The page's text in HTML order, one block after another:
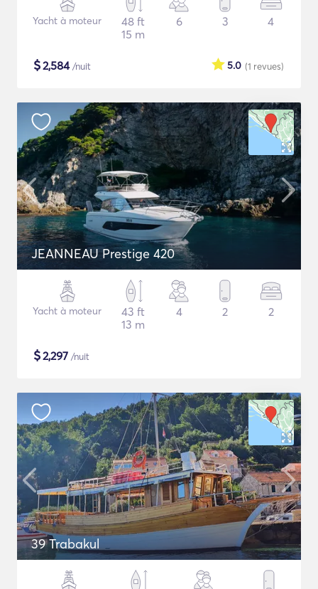
Yacht à moteur
48 ft
15 m
6 3 4
$2,584/nuit (1 revues)
5.0
JEANNEAU Prestige 420
Yacht à moteur
43 ft
13 m
4 2 2
$2,297 /nuit
39 Trabakul